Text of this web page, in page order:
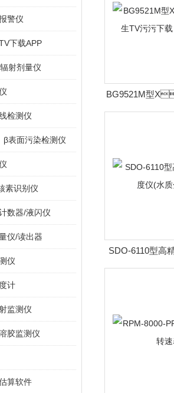
警仪
下载APP
射剂量仪
检测仪
面污染检测仪
素识别仪
数器/液闪仪
仪/读出器
仪
计
监测仪
胶监测仪
算软件
BG9521M型
TV污污下载
SDO-6110型高
(水质